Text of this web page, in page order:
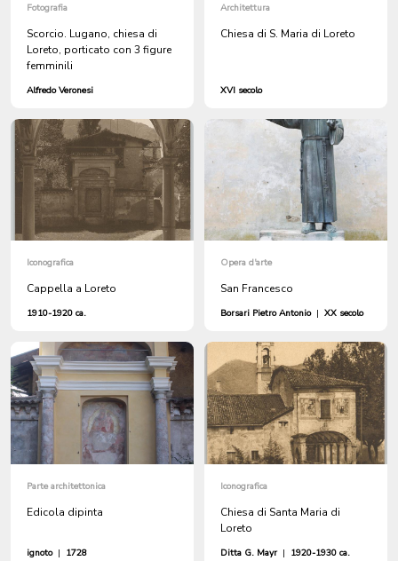
Fotografia
Scorcio. Lugano, chiesa di
Loreto, porticato con 3 figure
femminili
Alfredo Veronesi
Architettura
Chiesa di S. Maria di Loreto
XVI secolo
Iconografica
Cappella a Loreto
1910-1920 ca.
Opera d'arte
San Francesco
Borsari Pietro Antonio | XX secolo
Parte architettonica
Edicola dipinta
ignoto | 1728
Iconografica
Chiesa di Santa Maria di
Loreto
Ditta G. Mayr | 1920-1930 ca.